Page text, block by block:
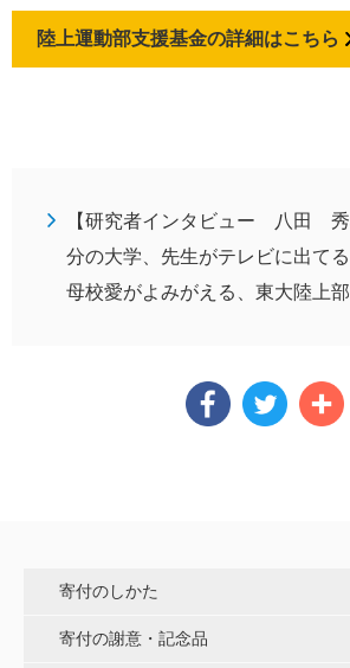
陸上運動部支援基金の詳細はこちら
【研究者インタビュー 八田
分の大学、先生がテレビに出て
母校愛がよみがえる、東大陸上
寄付のしかた
寄付の謝意・記念品